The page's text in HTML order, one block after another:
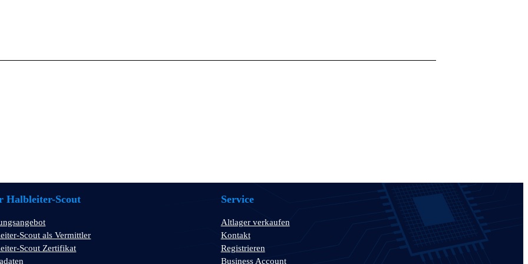
Halbleiter-Scout
Scout als Vermittler
Scout Zertifikat
Service
Altlager verkaufen
Kontakt
Registrieren
Business Account